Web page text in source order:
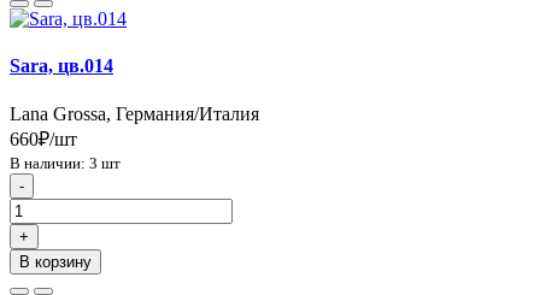
Sara, цв.014
Lana Grossa, Германия/Италия
660₽/шт
В наличии: 3 шт
-
+
В корзину